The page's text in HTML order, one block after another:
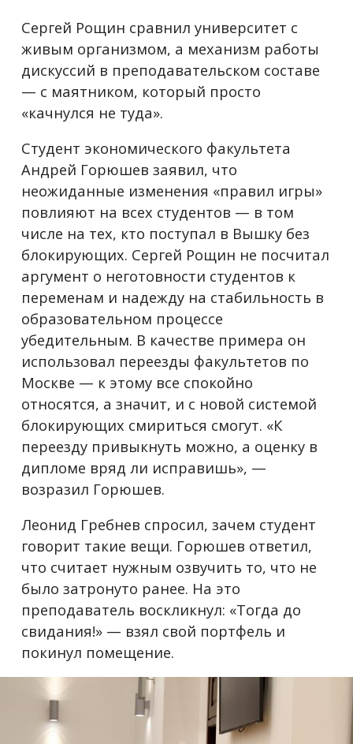
Сергей Рощин сравнил университет с
живым организмом, а механизм работы
дискуссий в преподавательском составе
— с маятником, который просто
«качнулся не туда».
Студент экономического факультета
Андрей Горюшев заявил, что
неожиданные изменения «правил игры»
повлияют на всех студентов — в том
числе на тех, кто поступал в Вышку без
блокирующих. Сергей Рощин не посчитал
аргумент о неготовности студентов к
переменам и надежду на стабильность в
образовательном процессе
убедительным. В качестве примера он
использовал переезды факультетов по
Москве — к этому все спокойно
относятся, а значит, и с новой системой
блокирующих смириться смогут. «К
переезду привыкнуть можно, а оценку в
дипломе вряд ли исправишь», —
возразил Горюшев.
Леонид Гребнев спросил, зачем студент
говорит такие вещи. Горюшев ответил,
что считает нужным озвучить то, что не
было затронуто ранее. На это
преподаватель воскликнул: «Тогда до
свидания!» — взял свой портфель и
покинул помещение.